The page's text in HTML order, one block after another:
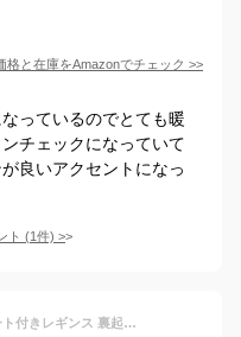
格と在庫をAmazonでチェック >>
っているのでとても暖
チェックになっていて
良いアクセントになっ
ト (1件) >
裏シャギー10分丈スカッツ スカート付きレギンス 裏起毛 タイツ ボトムス 無地 シンプル 女の子 女児 ガールズ AW 秋物 冬物 秋冬物 防寒 子供服 子ども服 キッズ ジュニア 子供 子ども こども 韓国子供服